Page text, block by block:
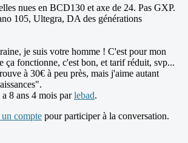
nues en BCD130 et axe de 24. Pas GXP.
105, Ultegra, DA des générations
je suis votre homme ! C'est pour mon
ça fonctionne, c'est bon, et tarif réduit, svp...
à 30€ à peu près, mais j'aime autant
8 ans 4 mois parlebad.
compte pour participer à la conversation.